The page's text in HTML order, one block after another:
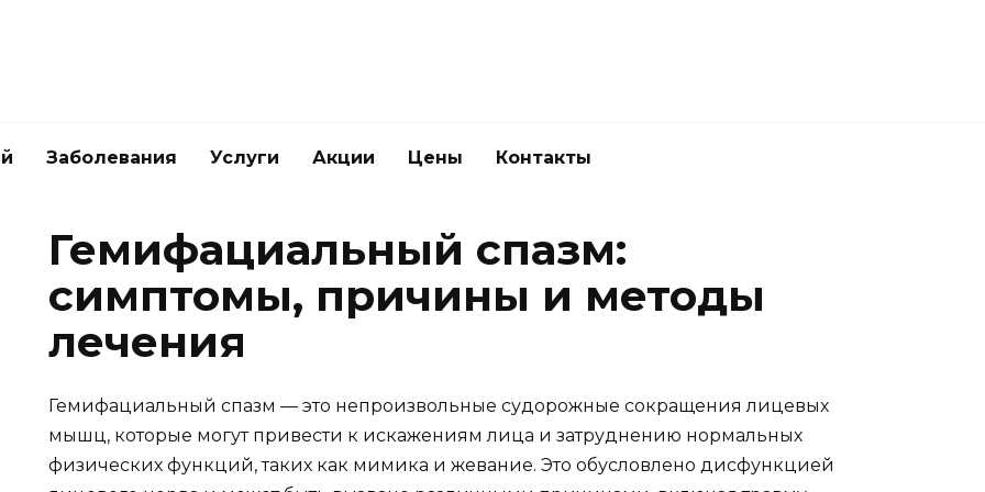
Заболевания Услуги Акции Цены Контакты
Гемифациальный спазм:
симптомы, причины и методы
лечения
Гемифациальный спазм — это непроизвольные судорожные сокращения лицевых
мышц, которые могут привести к искажениям лица и затруднению нормальных
физических функций, таких как мимика и жевание. Это обусловлено дисфункцией